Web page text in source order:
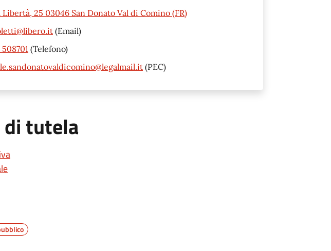
Libertà, 25 03046 San Donato Val di Comino (FR)
(Email)
(Telefono)
(PEC)
tutela